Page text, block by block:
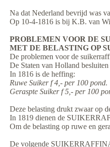
Na dat Nederland bevrijd was
Op 10-4-1816 is bij K.B. van
PROBLEMEN VOOR DE
MET DE BELASTING OP
De problemen voor de
De Staten van Holland
In 1816 is de heffing:
Ruwe Suiker f 4,- per 100 pond.
Geraspte Suiker f 5,- per 100
Deze belasting drukt zwaar op
In 1819 dienen de
Om de belasting op ruwe en
De volgende